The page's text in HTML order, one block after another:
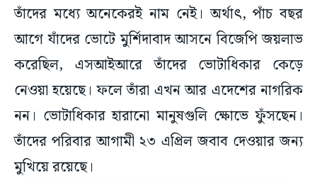
তাঁদের মধ্যে অনেকেরই নাম নেই। অর্থাৎ, পাঁচ বছর
আগে যাঁদের ভোটে মুর্শিদাবাদ আসনে বিজেপি জয়লাভ
করেছিল, এসআইআরে তাঁদের ভোটাধিকার কেড়ে
নেওয়া হয়েছে। ফলে তাঁরা এখন আর এদেশের নাগরিক
নন। ভোটাধিকার হারানো মানুষগুলি ক্ষোভে ফুঁসছেন।
তাঁদের পরিবার আগামী ২৩ এপ্রিল জবাব দেওয়ার জন্য
মুখিয়ে রয়েছে।